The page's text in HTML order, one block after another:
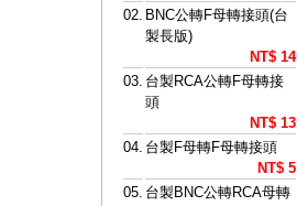
02. BNC公轉F母轉接頭(台
製長版)
NT$ 14
03. 台製RCA公轉F母轉接
頭
NT$ 13
04. 台製F母轉F母轉接頭
NT$ 5
05. 台製BNC公轉RCA母轉